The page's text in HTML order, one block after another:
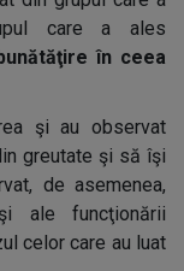
care a ales
în ceea
şi au observat
greutate şi să îşi
de asemenea,
ale funcţionării
celor care au luat